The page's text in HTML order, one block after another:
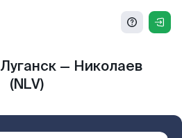
— Николаев
(NLV)